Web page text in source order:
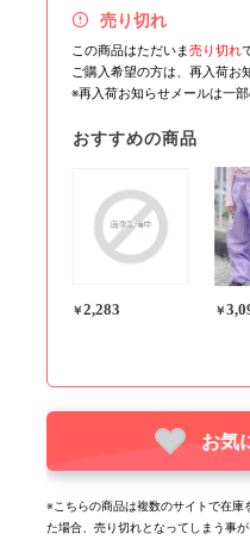
売り切れ
この商品はただいま売り切れ
ご購入希望の方は、再入荷お
※再入荷お知らせメールは一
おすすめの商品
￥2,283 ￥
お気
※こちらの商品は複数のサイトで在庫
た場合、売り切れとなってしまう事が